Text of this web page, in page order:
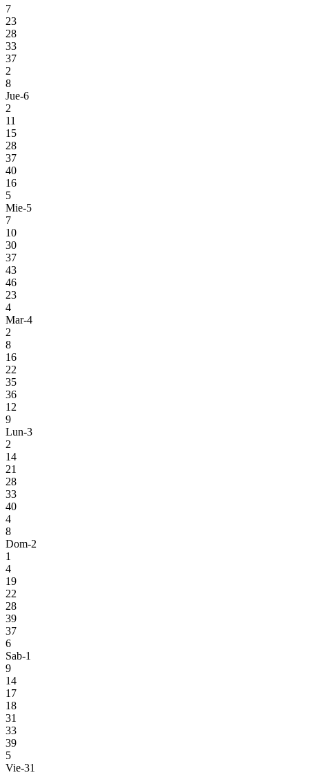
7
23
28
33
37
2
8
Jue-6
2
11
15
28
37
40
16
5
Mie-5
7
10
30
37
43
46
23
4
Mar-4
2
8
16
22
35
36
12
9
Lun-3
2
14
21
28
33
40
4
8
Dom-2
1
4
19
22
28
39
37
6
Sab-1
9
14
17
18
31
33
39
5
Vie-31